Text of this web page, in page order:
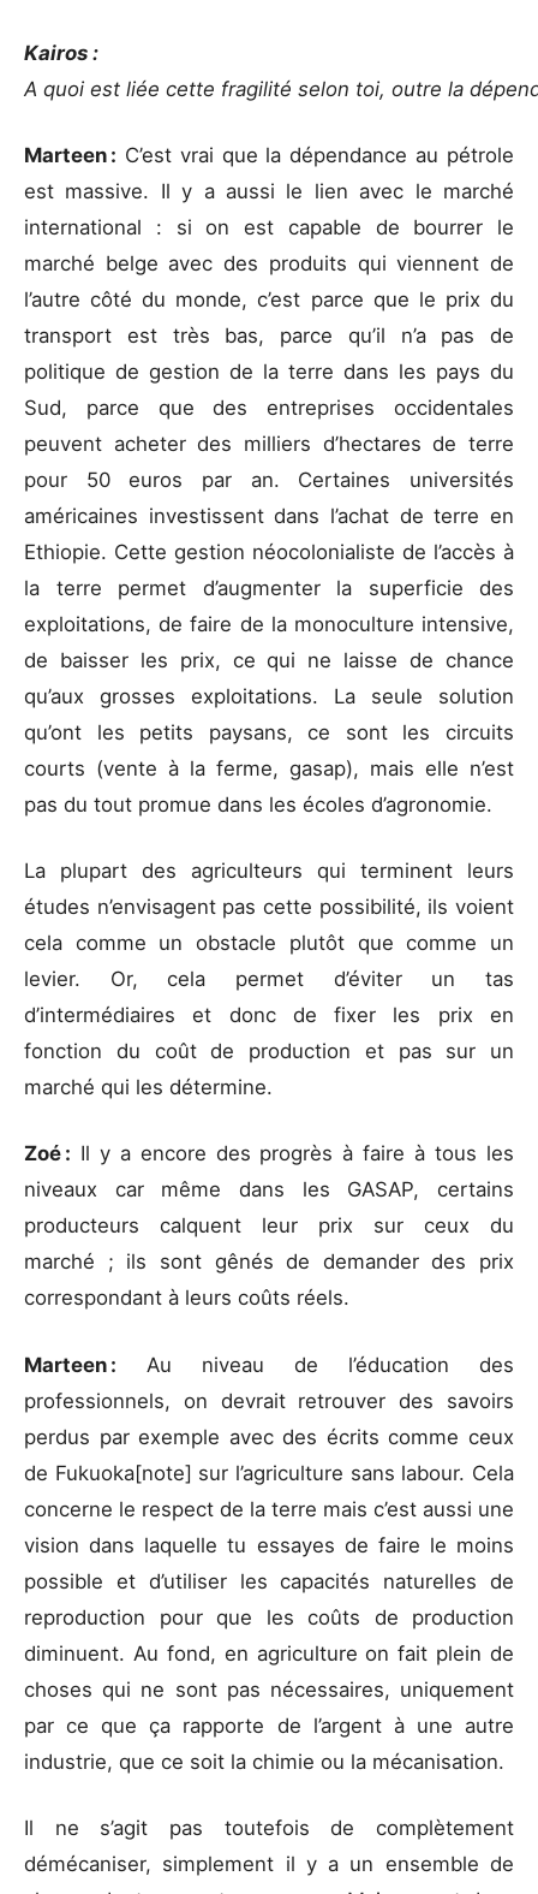
Kairos :
A quoi est liée cette fragilité selon toi, outre la
Marteen : C’est vrai que la dépendance au pétrole
est massive. Il y a aussi le lien avec le marché
international : si on est capable de bourrer le
marché belge avec des produits qui viennent de
l’autre côté du monde, c’est parce que le prix du
transport est très bas, parce qu’il n’a pas de
politique de gestion de la terre dans les pays du
Sud, parce que des entreprises occidentales
peuvent acheter des milliers d’hectares de terre
pour 50 euros par an. Certaines universités
américaines investissent dans l’achat de terre en
Ethiopie. Cette gestion néocolonialiste de l’accès à
la terre permet d’augmenter la superficie des
exploitations, de faire de la monoculture intensive,
de baisser les prix, ce qui ne laisse de chance
qu’aux grosses exploitations. La seule solution
qu’ont les petits paysans, ce sont les circuits
courts (vente à la ferme, gasap), mais elle n’est
pas du tout promue dans les écoles d’agronomie.
La plupart des agriculteurs qui terminent leurs
études n’envisagent pas cette possibilité, ils voient
cela comme un obstacle plutôt que comme un
levier. Or, cela permet d’éviter un tas
d’intermédiaires et donc de fixer les prix en
fonction du coût de production et pas sur un
marché qui les détermine.
Zoé : Il y a encore des progrès à faire à tous les
niveaux car même dans les GASAP, certains
producteurs calquent leur prix sur ceux du
marché ; ils sont gênés de demander des prix
correspondant à leurs coûts réels.
Marteen : Au niveau de l’éducation des
professionnels, on devrait retrouver des savoirs
perdus par exemple avec des écrits comme ceux
de Fukuoka[note] sur l’agriculture sans labour. Cela
concerne le respect de la terre mais c’est aussi une
vision dans laquelle tu essayes de faire le moins
possible et d’utiliser les capacités naturelles de
reproduction pour que les coûts de production
diminuent. Au fond, en agriculture on fait plein de
choses qui ne sont pas nécessaires, uniquement
par ce que ça rapporte de l’argent à une autre
industrie, que ce soit la chimie ou la mécanisation.
Il ne s’agit pas toutefois de complètement
démécaniser, simplement il y a un ensemble de